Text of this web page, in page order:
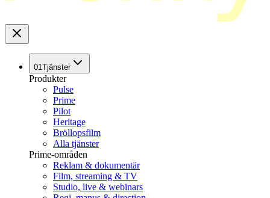
01Tjänster
Produkter
Pulse
Prime
Pilot
Heritage
Bröllopsfilm
Alla tjänster
Prime-områden
Reklam & dokumentär
Film, streaming & TV
Studio, live & webinars